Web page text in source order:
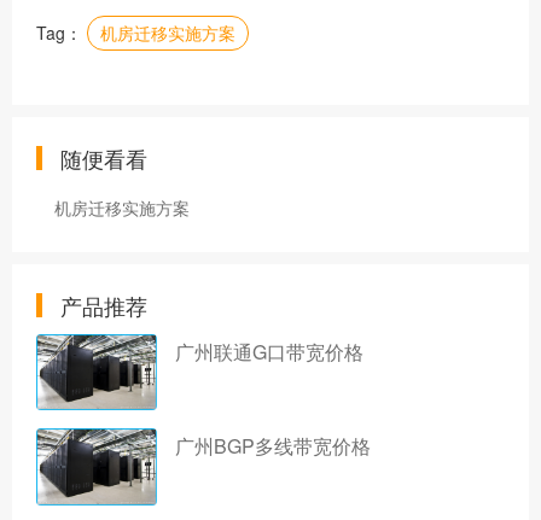
Tag： 机房迁移实施方案
随便看看
机房迁移实施方案
产品推荐
广州联通G口带宽价格
广州BGP多线带宽价格